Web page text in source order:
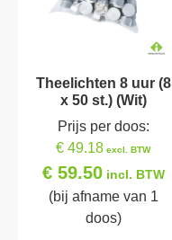
Theelichten 8 uur (8
x 50 st.) (Wit)
Prijs per doos:
€ 49.18 excl. BTW
€ 59.50incl. BTW
(bij afname van 1
doos)